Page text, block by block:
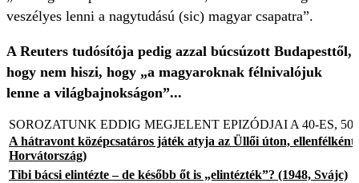
veszélyes lenni a nagytudású (sic) magyar csapatra”.
A Reuters tudósítója pedig azzal búcsúzott Budapesttől,
hogy nem hiszi, hogy „a magyaroknak félnivalójuk
lenne a világbajnokságon”...
SOROZATUNK EDDIG MEGJELENT EPIZÓDJAI A 40-ES,
A hátravont középcsatáros játék atyja az Üllői úton, ellenfélként
Horvátország)
Tibi bácsi elintézte – de később őt is „elintézték”? (1948, Svájc)